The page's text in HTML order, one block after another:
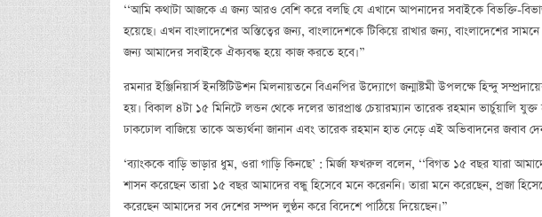
‘‘আমি কথাটা আজকে এ জন্য আরও বেশি করে বলছি যে এখানে আপনাদের সবাইকে বিভক্তি-
হয়েছে। এখন বাংলাদেশের অস্তিত্বের জন্য, বাংলাদেশকে টিকিয়ে রাখার জন্য, বাংলাদেশের
জন্য আমাদের সবাইকে ঐক্যবদ্ধ হয়ে কাজ করতে হবে।”
রমনার ইঞ্জিনিয়ার্স ইনস্টিটিউশন মিলনায়তনে বিএনপির উদ্যোগে জন্মাষ্টমী উপলক্ষে হিন্দু
হয়। বিকাল ৪টা ১৫ মিনিটে লন্ডন থেকে দলের ভারপ্রাপ্ত চেয়ারম্যান তারেক রহমান ভার্চুয়ালি
ঢাকঢোল বাজিয়ে তাকে অভ্যর্থনা জানান এবং তারেক রহমান হাত নেড়ে এই অভিবাদনের জবাব
‘ব্যাংককে বাড়ি ভাড়ার ধুম, ওরা গাড়ি কিনছে’ : মির্জা ফখরুল বলেন, ‘‘বিগত ১৫ বছর যারা
শাসন করেছেন তারা ১৫ বছর আমাদের বন্ধু হিসেবে মনে করেননি। তারা মনে করেছেন, প্রজা
করেছেন আমাদের সব দেশের সম্পদ লুণ্ঠন করে বিদেশে পাঠিয়ে দিয়েছেন।”